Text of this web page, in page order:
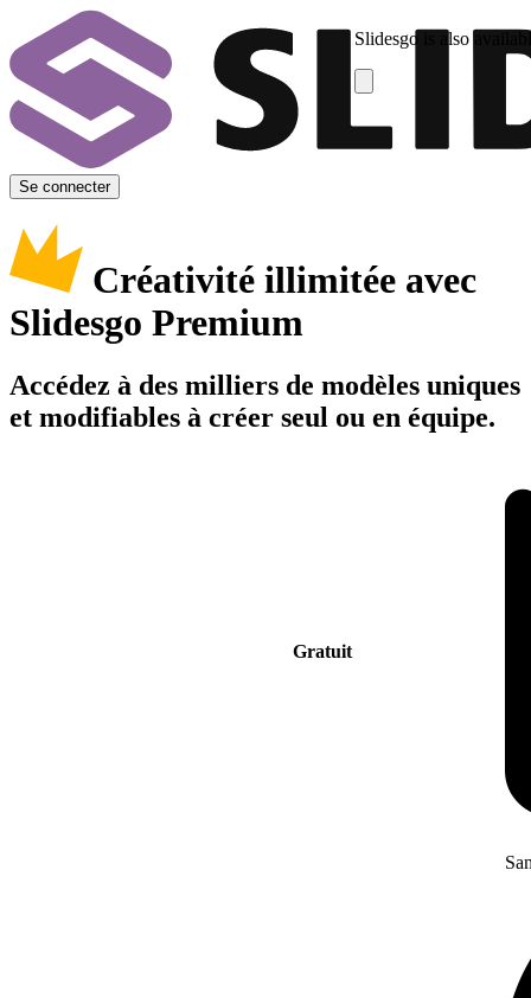
Slidesgo is also
Se connecter
Créativité illimitée avec
Slidesgo Premium
Accédez à des milliers de modèles uniques
et modifiables à créer seul ou en équipe.
Gratuit